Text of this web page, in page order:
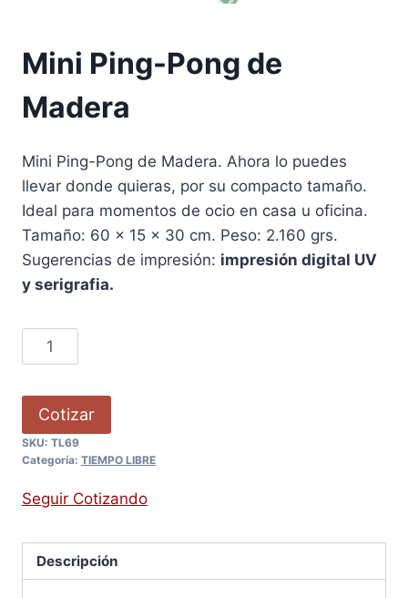
Mini Ping-Pong de
Madera
Mini Ping-Pong de Madera. Ahora lo puedes
llevar donde quieras, por su compacto tamaño.
Ideal para momentos de ocio en casa u oficina.
Tamaño: 60 x 15 x 30 cm. Peso: 2.160 grs.
Sugerencias de impresión: impresión digital UV
y serigrafia.
Cotizar
SKU: TL69
Categoría: TIEMPO LIBRE
Seguir Cotizando
Descripción